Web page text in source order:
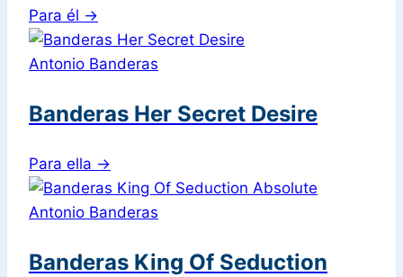
Para él →
Antonio Banderas
Banderas Her Secret Desire
Para ella →
Antonio Banderas
Banderas King Of Seduction